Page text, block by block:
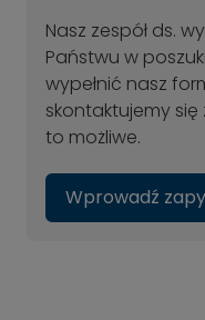
Nasz zespół ds.
Państwu w
wypełnić nasz
skontaktujemy się
to możliwe.
Wprowadź